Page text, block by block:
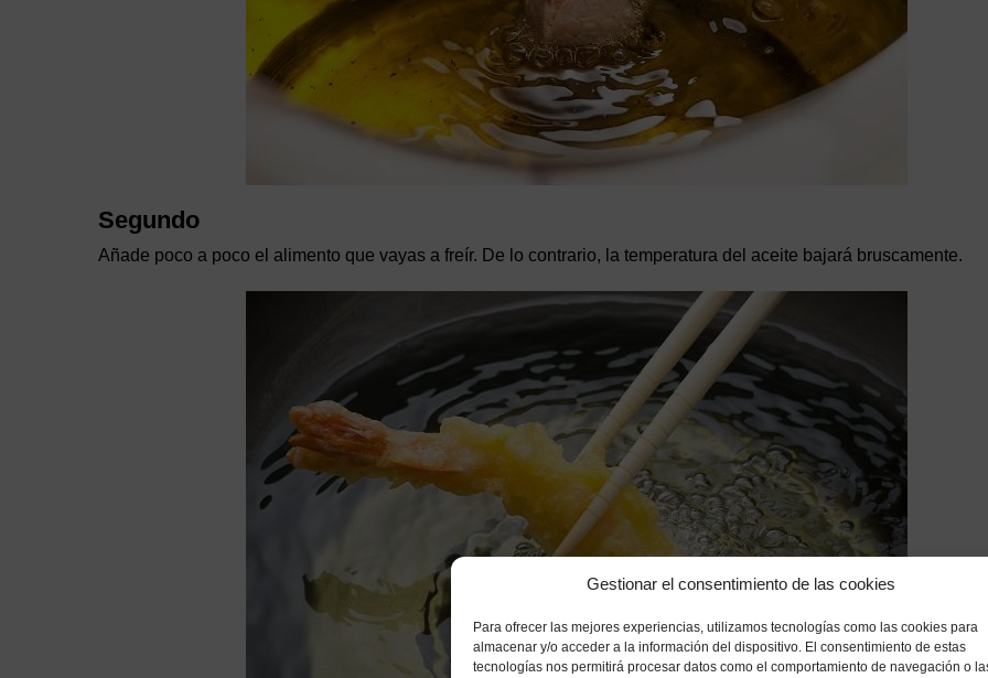
Gestionar el consentimiento de las cookies
Para ofrecer las mejores experiencias, utilizamos tecnologías como las cookies para
almacenar y/o acceder a la información del dispositivo. El consentimiento de estas
tecnologías nos permitirá procesar datos como el comportamiento de navegación o
Segundo
Añade poco a poco el alimento que vayas a freír. De lo contrario, la temperatura del aceite bajará bruscamente.